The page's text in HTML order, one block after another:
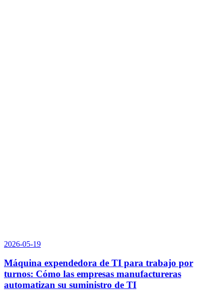
2026-05-19
Máquina expendedora de TI para trabajo por
turnos: Cómo las empresas manufactureras
automatizan su suministro de TI